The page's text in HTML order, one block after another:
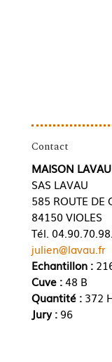
Contact
MAISON LAVAU
SAS LAVAU
585 ROUTE DE
84150 VIOLES
Tél.
julien@lavau.fr
Echantillon :
Cuve :48 B
Quantité : 372
Jury : 96